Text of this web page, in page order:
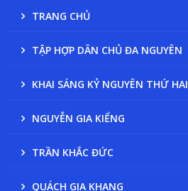
TRANG CHỦ
TẬP HỢP DÂN CHỦ ĐA NGUYÊN
KHAI SÁNG KỶ NGUYÊN THỨ HAI
NGUYỄN GIA KIỂNG
TRẦN KHẮC ĐỨC
QUÁCH GIA KHANG